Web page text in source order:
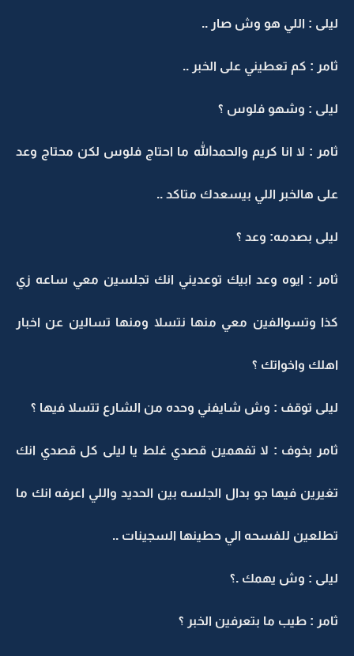
ليلى : اللي هو وش صار ..
ثامر : كم تعطيني على الخبر ..
ليلى : وشهو فلوس ؟
ثامر : لا انا كريم والحمدالله ما احتاج فلوس لكن محتاج وعد
على هالخبر اللي بيسعدك متاكد ..
ليلى بصدمه: وعد ؟
ثامر : ايوه وعد ابيك توعديني انك تجلسين معي ساعه زي
كذا وتسوالفين معي منها نتسلا ومنها تسالين عن اخبار
اهلك واخواتك ؟
ليلى توقف : وش شايفني وحده من الشارع تتسلا فيها ؟
ثامر بخوف : لا تفهمين قصدي غلط يا ليلى كل قصدي انك
تغيرين فيها جو بدال الجلسه بين الحديد واللي اعرفه انك ما
تطلعين للفسحه الي حطينها السجينات ..
ليلى : وش يهمك .؟
ثامر : طيب ما بتعرفين الخبر ؟